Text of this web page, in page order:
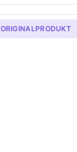
ORIGINALPRODUKT